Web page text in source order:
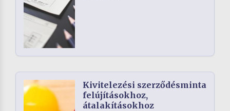
Kivitelezési szerződésminta
felújításokhoz,
átalakításokhoz